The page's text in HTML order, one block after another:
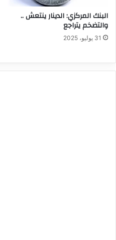
البنك المركزي: الدينار ينتعش ..
والتضخم يتراجع
31 يوليو، 2025